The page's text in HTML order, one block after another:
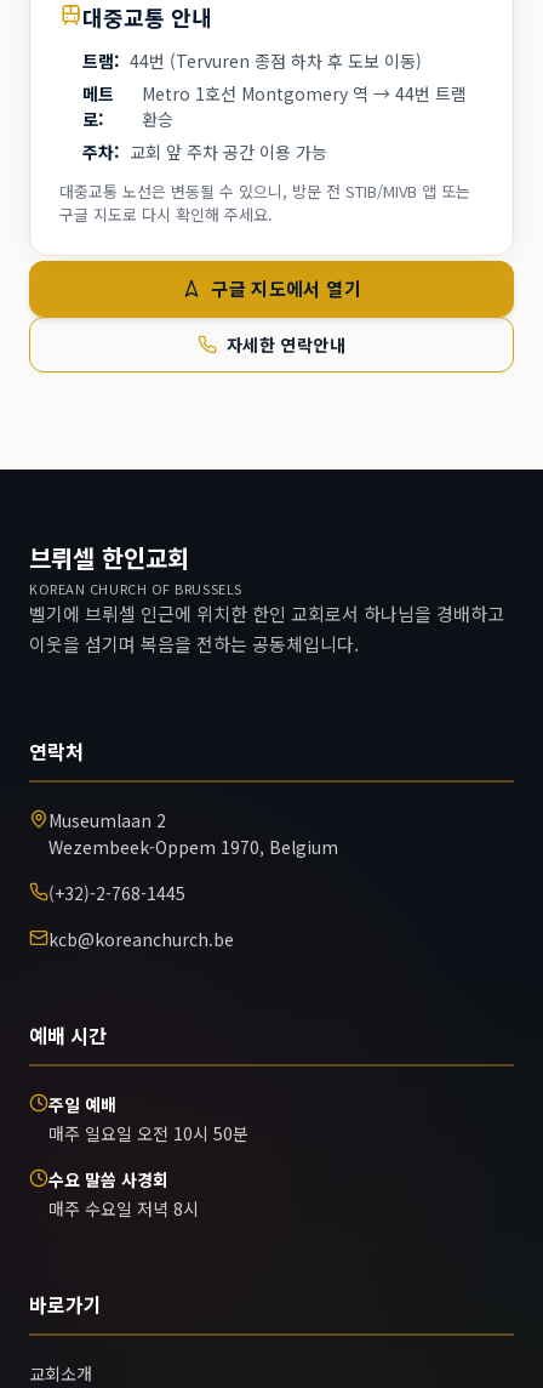
대중교통 안내
트램: 44번 (Tervuren 종점 하차 후 도보 이동)
메트
로:
Metro 1호선 Montgomery 역 → 44번 트램
환승
주차: 교회 앞 주차 공간 이용 가능
대중교통 노선은 변동될 수 있으니, 방문 전 STIB/MIVB 앱 또는
구글 지도로 다시 확인해 주세요.
구글 지도에서 열기
자세한 연락안내
브뤼셀 한인교회
KOREAN CHURCH OF BRUSSELS
벨기에 브뤼셀 인근에 위치한 한인 교회로서 하나님을 경배하고
이웃을 섬기며 복음을 전하는 공동체입니다.
연락처
Museumlaan 2
Wezembeek-Oppem 1970, Belgium
(+32)-2-768-1445
kcb@koreanchurch.be
예배 시간
주일 예배
매주 일요일 오전 10시 50분
수요 말씀 사경회
매주 수요일 저녁 8시
바로가기
교회소개